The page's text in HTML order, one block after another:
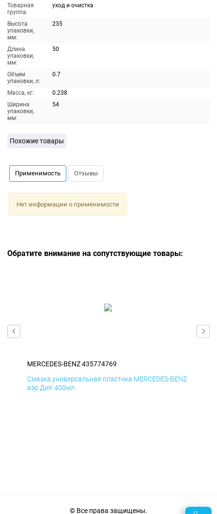
Товарная
группа:
уход и очистка
Высота
упаковки,
мм:
235
Длина
упаковки,
мм:
50
Объем
упаковки, л:
0.7
Масса, кг:
0.238
Ширина
упаковки,
мм:
54
Похожие товары
Применимость Отзывы
Нет информации о применимости
Обратите внимание на сопутствующие товары:
MERCEDES-BENZ 435774769
Смазка универсальная пластика MERCEDES-BENZ
аэр ДиК 400мл
© Все права защищены.